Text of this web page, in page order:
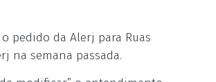
pedido da Alerj para Ruas
na semana passada.